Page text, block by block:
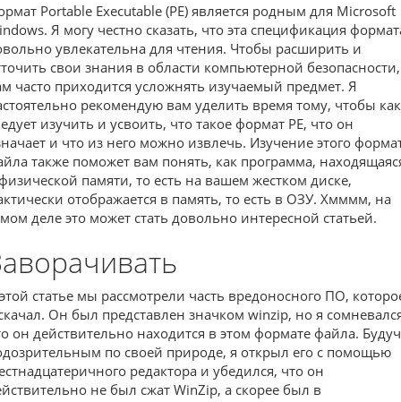
Portable Executable (PE) является родным для Microsoft
Я могу честно сказать, что эта спецификация
увлекательна для чтения. Чтобы расширить и
свои знания в области компьютерной безопасности,
часто приходится усложнять изучаемый предмет. Я
рекомендую вам уделить время тому, чтобы как
изучить и усвоить, что такое формат PE, что он
и что из него можно извлечь. Изучение этого
также поможет вам понять, как программа,
памяти, то есть на вашем жестком диске,
отображается в память, то есть в ОЗУ. Хмммм, на
деле это может стать довольно интересной статьей.
статье мы рассмотрели часть вредоносного ПО,
Он был представлен значком winzip, но я
он действительно находится в этом формате файла.
по своей природе, я открыл его с помощью
редактора и убедился, что он
не был сжат WinZip, а скорее был в